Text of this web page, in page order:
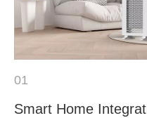
01
Smart Home